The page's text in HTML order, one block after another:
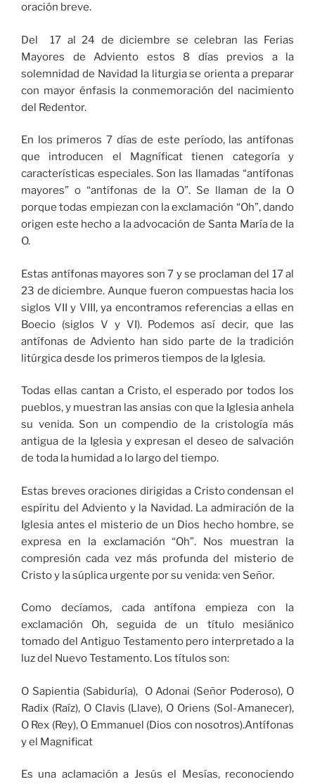
oración breve.
Del 17 al 24 de diciembre se celebran las Ferias
Mayores de Adviento estos 8 días previos a la
solemnidad de Navidad la liturgia se orienta a preparar
con mayor énfasis la conmemoración del nacimiento
del Redentor.
En los primeros 7 días de este período, las antífonas
que introducen el Magníficat tienen categoría y
características especiales. Son las llamadas “antífonas
mayores” o “antífonas de la O”. Se llaman de la O
porque todas empiezan con la exclamación “Oh”, dando
origen este hecho a la advocación de Santa María de la
O.
Estas antífonas mayores son 7 y se proclaman del 17 al
23 de diciembre. Aunque fueron compuestas hacia los
siglos VII y VIII, ya encontramos referencias a ellas en
Boecio (siglos V y VI). Podemos así decir, que las
antífonas de Adviento han sido parte de la tradición
litúrgica desde los primeros tiempos de la Iglesia.
Todas ellas cantan a Cristo, el esperado por todos los
pueblos, y muestran las ansias con que la Iglesia anhela
su venida. Son un compendio de la cristología más
antigua de la Iglesia y expresan el deseo de salvación
de toda la humidad a lo largo del tiempo.
Estas breves oraciones dirigidas a Cristo condensan el
espíritu del Adviento y la Navidad. La admiración de la
Iglesia antes el misterio de un Dios hecho hombre, se
expresa en la exclamación “Oh”. Nos muestran la
compresión cada vez más profunda del misterio de
Cristo y la súplica urgente por su venida: ven Señor.
Como decíamos, cada antífona empieza con la
exclamación Oh, seguida de un título mesiánico
tomado del Antiguo Testamento pero interpretado a la
luz del Nuevo Testamento. Los títulos son:
O Sapientia (Sabiduría), O Adonai (Señor Poderoso), O
Radix (Raíz), O Clavis (Llave), O Oriens (Sol-Amanecer),
O Rex (Rey), O Emmanuel (Dios con nosotros).Antífonas
y el Magnificat
Es una aclamación a Jesús el Mesías, reconociendo